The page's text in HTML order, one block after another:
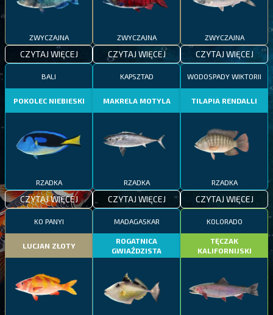
ZWYCZAJNA
CZYTAJ WIĘCEJ
ZWYCZAJNA
CZYTAJ WIĘCEJ
ZWYCZAJNA
CZYTAJ WIĘCEJ
BALI
POKOLEC NIEBIESKI
RZADKA
CZYTAJ WIĘCEJ
KAPSZTAD
MAKRELA MOTYLA
RZADKA
CZYTAJ WIĘCEJ
WODOSPADY WIKTORII
TILAPIA RENDALLI
RZADKA
CZYTAJ WIĘCEJ
KO PANYI
LUCJAN ZŁOTY
MADAGASKAR
ROGATNICA
GWIAŹDZISTA
KOLORADO
TĘCZAK
KALIFORNIJSKI